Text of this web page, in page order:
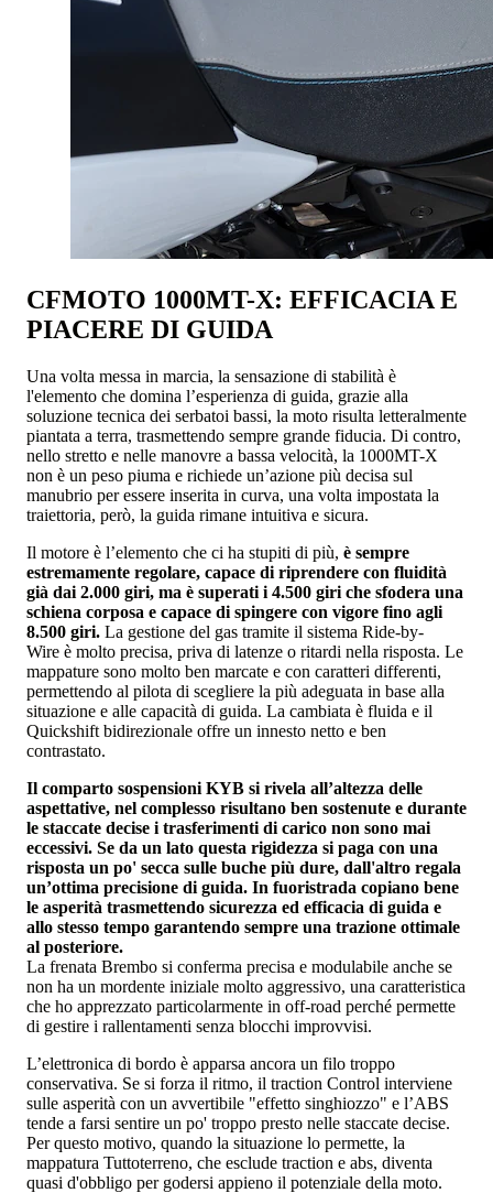
CFMOTO 1000MT-X: EFFICACIA E
PIACERE DI GUIDA
Una volta messa in marcia, la sensazione di stabilità è
l'elemento che domina l’esperienza di guida, grazie alla
soluzione tecnica dei serbatoi bassi, la moto risulta letteralmente
piantata a terra, trasmettendo sempre grande fiducia. Di contro,
nello stretto e nelle manovre a bassa velocità, la 1000MT-X
non è un peso piuma e richiede un’azione più decisa sul
manubrio per essere inserita in curva, una volta impostata la
traiettoria, però, la guida rimane intuitiva e sicura.
Il motore è l’elemento che ci ha stupiti di più, è sempre
estremamente regolare, capace di riprendere con fluidità
già dai 2.000 giri, ma è superati i 4.500 giri che sfodera una
schiena corposa e capace di spingere con vigore fino agli
8.500 giri. La gestione del gas tramite il sistema Ride-by-
Wire è molto precisa, priva di latenze o ritardi nella risposta. Le
mappature sono molto ben marcate e con caratteri differenti,
permettendo al pilota di scegliere la più adeguata in base alla
situazione e alle capacità di guida. La cambiata è fluida e il
Quickshift bidirezionale offre un innesto netto e ben
contrastato.
Il comparto sospensioni KYB si rivela all’altezza delle
aspettative, nel complesso risultano ben sostenute e durante
le staccate decise i trasferimenti di carico non sono mai
eccessivi. Se da un lato questa rigidezza si paga con una
risposta un po' secca sulle buche più dure, dall'altro regala
un’ottima precisione di guida. In fuoristrada copiano bene
le asperità trasmettendo sicurezza ed efficacia di guida e
allo stesso tempo garantendo sempre una trazione ottimale
al posteriore.
La frenata Brembo si conferma precisa e modulabile anche se
non ha un mordente iniziale molto aggressivo, una caratteristica
che ho apprezzato particolarmente in off-road perché permette
di gestire i rallentamenti senza blocchi improvvisi.
L’elettronica di bordo è apparsa ancora un filo troppo
conservativa. Se si forza il ritmo, il traction Control interviene
sulle asperità con un avvertibile "effetto singhiozzo" e l’ABS
tende a farsi sentire un po' troppo presto nelle staccate decise.
Per questo motivo, quando la situazione lo permette, la
mappatura Tuttoterreno, che esclude traction e abs, diventa
quasi d'obbligo per godersi appieno il potenziale della moto.